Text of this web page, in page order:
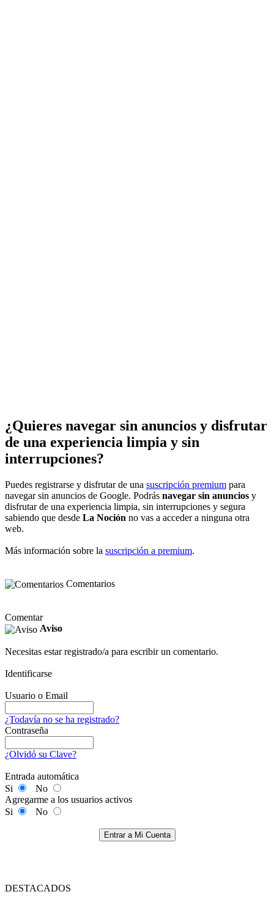
¿Quieres navegar sin anuncios y disfrutar
de una experiencia limpia y sin
interrupciones?
Puedes registrarse y disfrutar de una suscripción premium para
navegar sin anuncios de Google. Podrás navegar sin anuncios y
disfrutar de una experiencia limpia, sin interrupciones y segura
sabiendo que desde La Noción no vas a acceder a ninguna otra
web.
Más información sobre la suscripción a premium.
Comentarios
Comentar
Aviso
Necesitas estar registrado/a para escribir un comentario.
Identificarse
Usuario o Email
¿Todavía no se ha registrado?
Contraseña
¿Olvidó su Clave?
Entrada automática
Si
No
Agregarme a los usuarios activos
Si
No
Entrar a Mi Cuenta
DESTACADOS